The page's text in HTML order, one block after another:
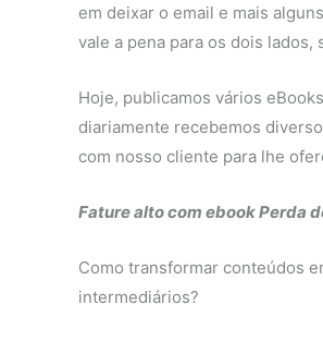
em deixar o email e mais
vale a pena para os dois
Hoje, publicamos vários
diariamente recebemos
com nosso cliente para lhe
Fature alto com ebook Perda
Como transformar conteúdos
intermediários?